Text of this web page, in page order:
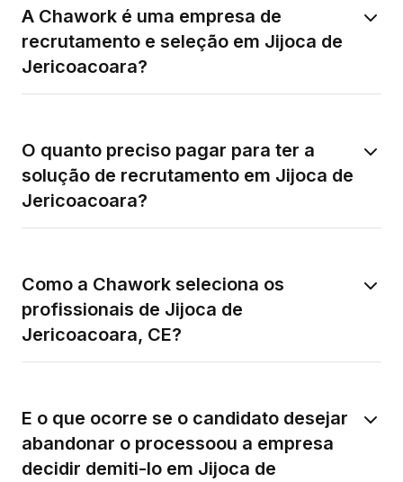
A Chawork é uma empresa de
recrutamento e seleção em Jijoca de
Jericoacoara?
O quanto preciso pagar para ter a
solução de recrutamento em Jijoca de
Jericoacoara?
Como a Chawork seleciona os
profissionais de Jijoca de
Jericoacoara, CE?
E o que ocorre se o candidato desejar
abandonar o processoou a empresa
decidir demiti-lo em Jijoca de